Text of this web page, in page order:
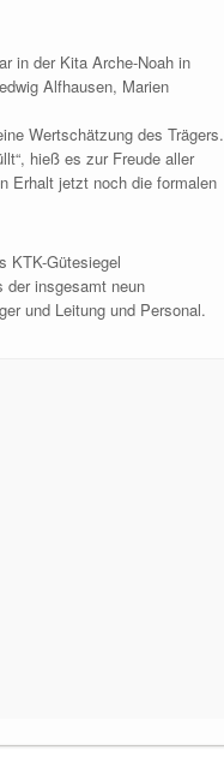
in der Kita Arche-Noah in
Alfhausen, Marien
Wertschätzung des Trägers.
hieß es zur Freude aller
Erhalt jetzt noch die formalen
KTK-Gütesiegel
der insgesamt neun
und Leitung und Personal.